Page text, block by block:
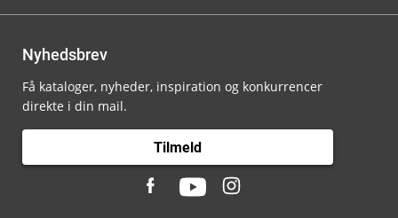
Nyhedsbrev
Få kataloger, nyheder, inspiration og konkurrencer
direkte i din mail.
Tilmeld